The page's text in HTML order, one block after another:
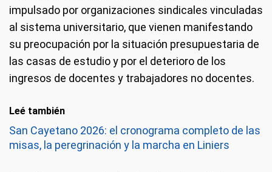
impulsado por organizaciones sindicales vinculadas
al sistema universitario, que vienen manifestando
su preocupación por la situación presupuestaria de
las casas de estudio y por el deterioro de los
ingresos de docentes y trabajadores no docentes.
Leé también
San Cayetano 2026: el cronograma completo de las
misas, la peregrinación y la marcha en Liniers